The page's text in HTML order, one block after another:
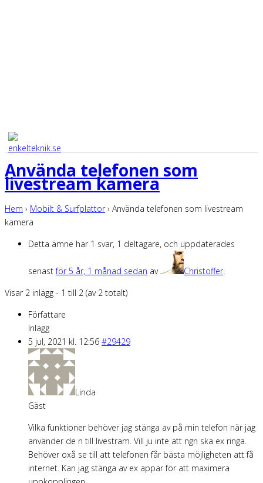
Använda telefonen som
livestream kamera
Hem › Mobilt & Surfplattor › Använda telefonen som livestream
kamera
Detta ämne har 1 svar, 1 deltagare, och uppdaterades
senastför 5 år, 1 månad sedan av Christoffer.
Visar 2 inlägg - 1 till 2 (av 2 totalt)
Författare
Inlägg
5 jul, 2021 kl. 12:56 #29429
Linda
Gäst
Vilka funktioner behöver jag stänga av på min telefon när jag
använder de n till livestram. Vill ju inte att ngn ska ex ringa.
Behöver oxå se till att telefonen får bästa möjligheten att få
internet. Kan jag stänga av ex appar för att maximera